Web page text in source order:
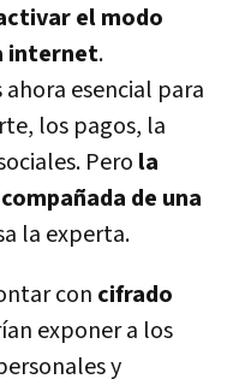
el modo
internet.
esencial para
los pagos, la
Pero la
de una
la experta.
con cifrado
exponer a los
y